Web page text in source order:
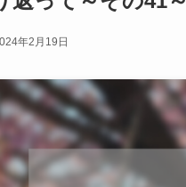
年2月19日